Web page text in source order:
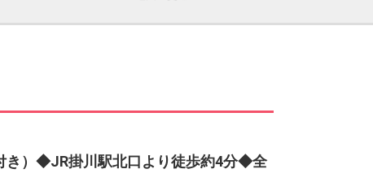
き）◆JR掛川駅北口より徒歩約4分◆全